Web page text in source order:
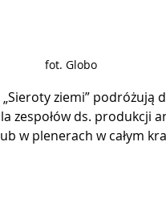
fot. Globo
ziemi” podróżują
zespołów ds. produkcji
w plenerach w całym